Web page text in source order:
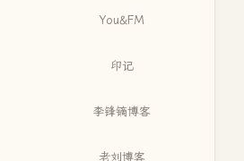
You&FM
印记
李锋镝博客
老刘博客